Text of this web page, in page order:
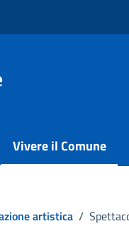
Vivere il Comune
artistica /